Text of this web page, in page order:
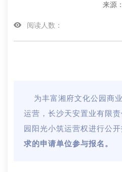
来源：
阅读人数：
为丰富湘府文化公园商
运营，长沙天安置业有限
园阳光小筑运营权进行公开
求的申请单位参与报名。